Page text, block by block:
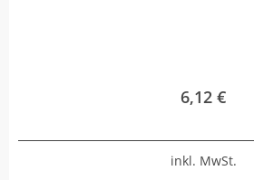
6,12 €
inkl. MwSt.